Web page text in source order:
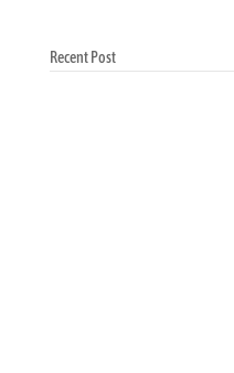
Recent Post